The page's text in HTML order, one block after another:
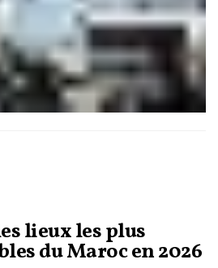
lieux les plus
du Maroc en 2026